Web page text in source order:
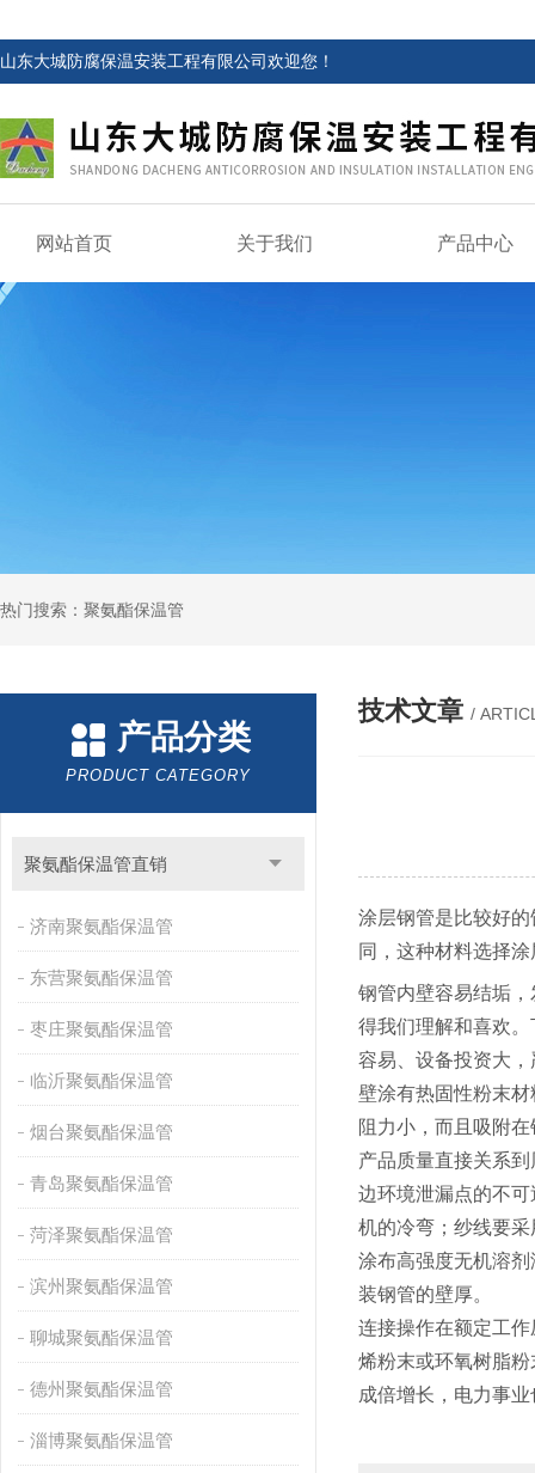
山东大城防腐保温安装工程有限公司欢迎您！
网站首页 关于我们 产品中心
热门搜索：聚氨酯保温管
产品分类
PRODUCT CATEGORY
聚氨酯保温管直销
济南聚氨酯保温管
东营聚氨酯保温管
枣庄聚氨酯保温管
临沂聚氨酯保温管
烟台聚氨酯保温管
青岛聚氨酯保温管
菏泽聚氨酯保温管
滨州聚氨酯保温管
聊城聚氨酯保温管
德州聚氨酯保温管
淄博聚氨酯保温管
技术文章 /
涂层钢管是比较好
同，这种材料选择
钢管内壁容易结垢，
得我们理解和喜欢
容易、设备投资大
壁涂有热固性粉末
阻力小，而且吸附
产品质量直接关系
边环境泄漏点的不
机的冷弯；纱线要
涂布高强度无机溶
装钢管的壁厚。
连接操作在额定工
烯粉末或环氧树脂
成倍增长，电力事